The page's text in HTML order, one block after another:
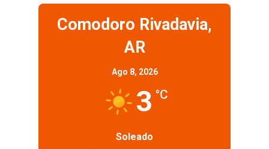
Comodoro Rivadavia,
AR
Ago 8, 2026
3 °C
Soleado